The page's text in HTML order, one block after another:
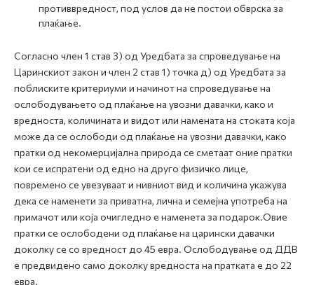
противвредност, под услов да не постои обврска за
плаќање.
Согласно член 1 став 3) од Уредбата за спроведување на
Царинскиот закон и член 2 став 1) точка д) од Уредбата за
поблиските критериуми и начинот на спроведување на
ослободувањето од плаќање на увозни давачки, како и
вредноста, количината и видот или намената на стоката која
може да се ослободи од плаќање на увозни давачки, како
пратки од некомерцијална природа се сметаат оние пратки
кои се испратени од едно на друго физичко лице,
повремено се увезуваат и нивниот вид и количина укажува
дека се наменети за приватна, лична и семејна употреба на
примачот или која очигледно е наменета за подарок.Овие
пратки се ослободени од плаќање на царински давачки
доколку се со вредност до 45 евра. Ослободување од ДДВ
е предвидено само доколку вредноста на пратката е до 22
евра.